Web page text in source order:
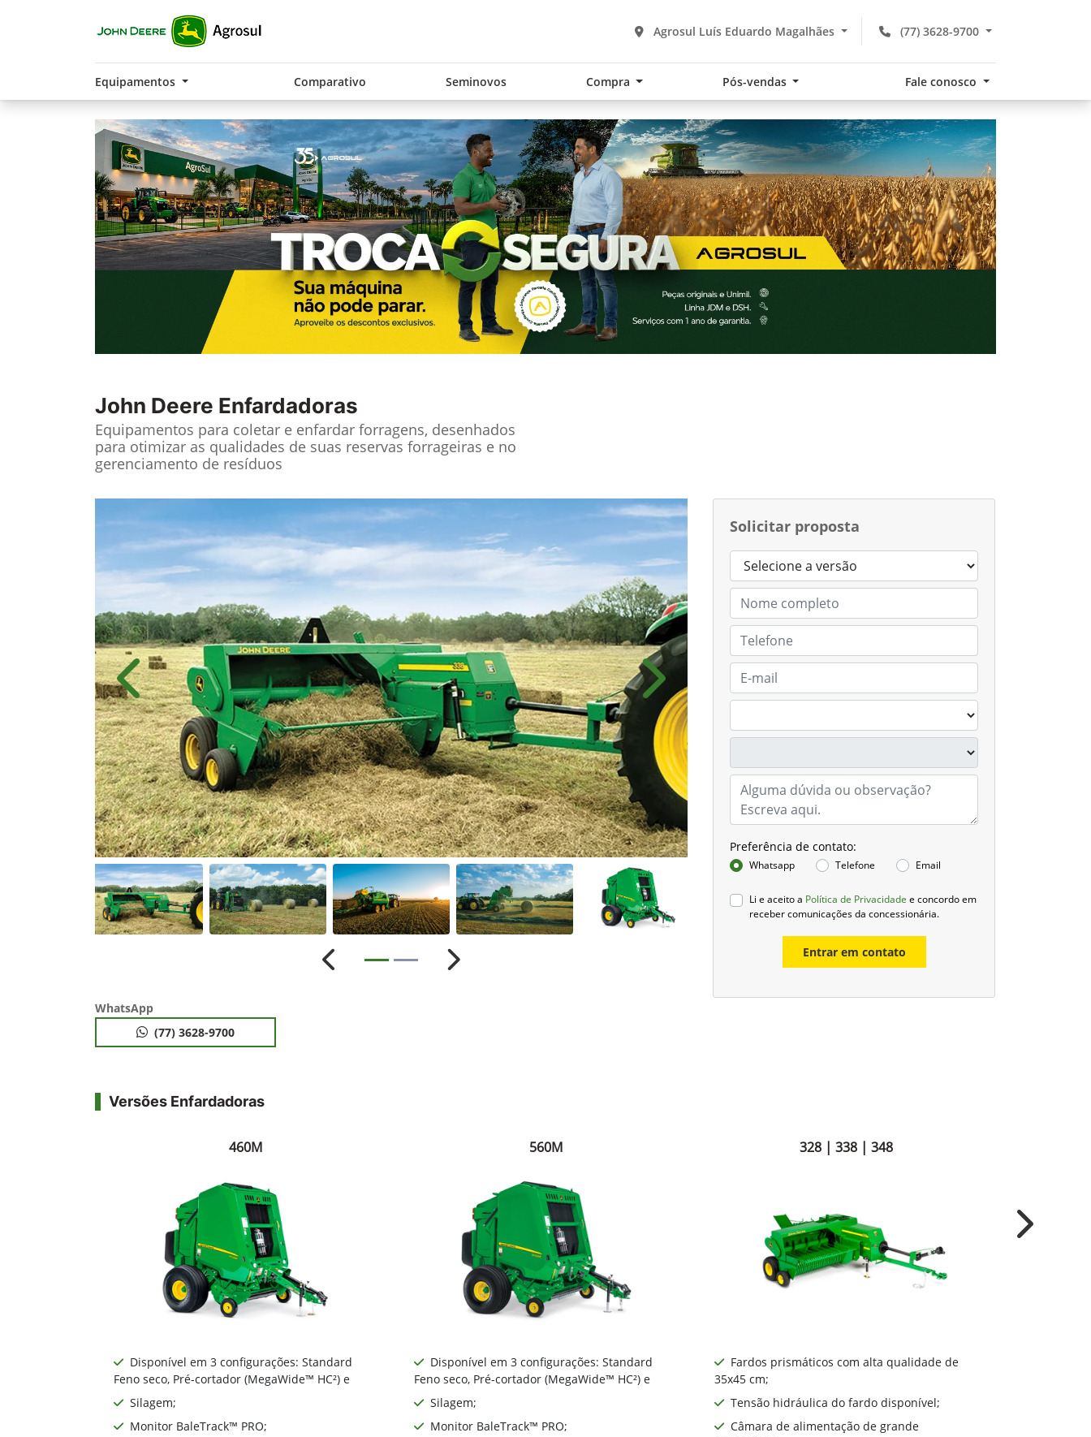
(77) 3628-9700
Agrosul Luís Eduardo Magalhães
Equipamentos Comparativo Seminovos Compra Pós-vendas Fale conosco
John Deere Enfardadoras
Equipamentos para coletar e enfardar forragens, desenhados
para otimizar as qualidades de suas reservas forrageiras e no
gerenciamento de resíduos
Solicitar proposta
Preferência de contato:
Whatsapp Telefone Email
Li e aceito a Política de Privacidade e concordo em
receber comunicações da concessionária.
Entrar em contato
Anterior Próximo
Anterior Próximo
WhatsApp
(77) 3628-9700
Versões Enfardadoras
460M
Disponível em 3 configurações: Standard
Feno seco, Pré-cortador (MegaWide™ HC²) e
Silagem;
Monitor BaleTrack™ PRO;
560M
Disponível em 3 configurações: Standard
Feno seco, Pré-cortador (MegaWide™ HC²) e
Silagem;
Monitor BaleTrack™ PRO;
328 | 338 | 348
Fardos prismáticos com alta qualidade de
35x45 cm;
Tensão hidráulica do fardo disponível;
Câmara de alimentação de grande
Next